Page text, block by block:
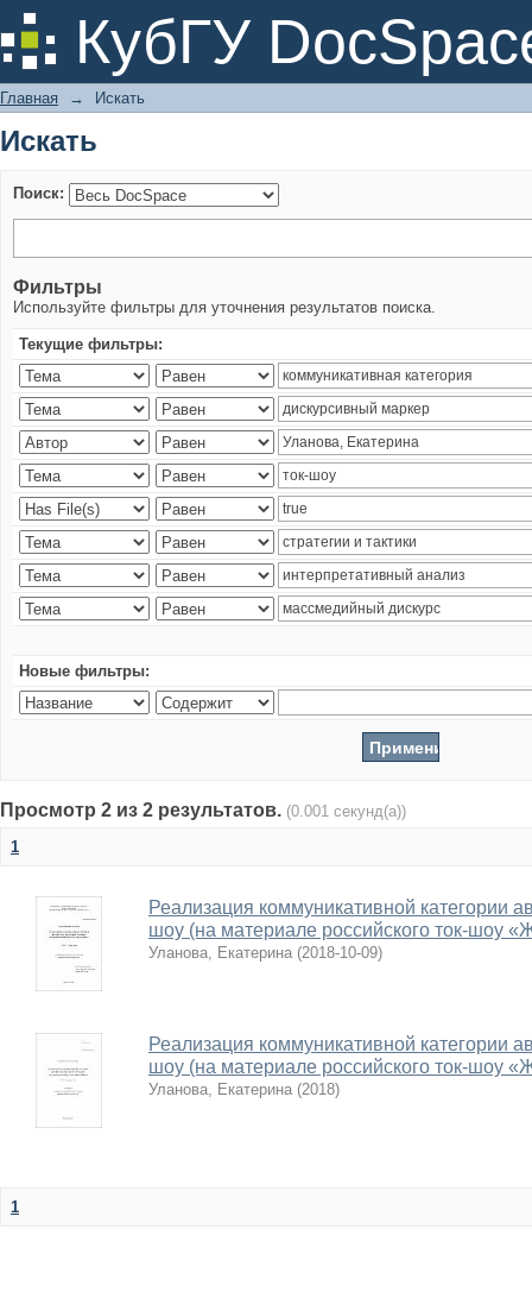
КубГУ
Искать
Главная → Искать
Искать
Поиск:
Фильтры
Используйте фильтры для уточнения результатов поиска.
Текущие фильтры:
Новые фильтры:
Просмотр 2 из 2 результатов. (0.001 секунд(а))
1
Реализация коммуникативной категории
шоу (на материале российского ток-шоу
Уланова, Екатерина (2018-10-09)
Реализация коммуникативной категории
шоу (на материале российского ток-шоу
Уланова, Екатерина (2018)
1